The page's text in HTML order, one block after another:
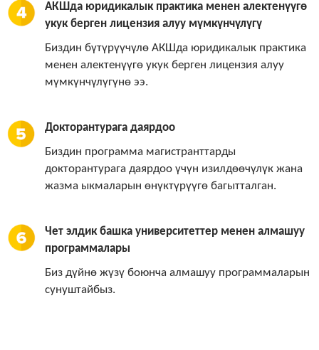
АКШда юридикалык практика менен алектенүүгө
укук берген лицензия алуу мүмкүнчүлүгү
Биздин бүтүрүүчүлө АКШда юридикалык практика
менен алектенүүгө укук берген лицензия алуу
мүмкүнчүлүгүнө ээ.
Докторантурага даярдоо
Биздин программа магистранттарды
докторантурага даярдоо үчүн изилдөөчүлүк жана
жазма ыкмаларын өнүктүрүүгө багытталган.
Чет элдик башка университеттер менен алмашуу
программалары
Биз дүйнө жүзү боюнча алмашуу программаларын
сунуштайбыз.